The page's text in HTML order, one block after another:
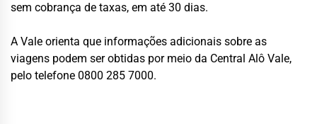
sem cobrança de taxas, em até 30 dias.
A Vale orienta que informações adicionais sobre as
viagens podem ser obtidas por meio da Central Alô Vale,
pelo telefone 0800 285 7000.